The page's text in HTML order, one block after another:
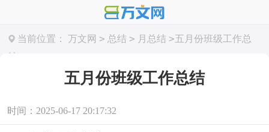
当前位置： 万文网 > 总结 > 月总结 >五月份班级工作总
结
五月份班级工作总结
时间：2025-06-17 20:17:32